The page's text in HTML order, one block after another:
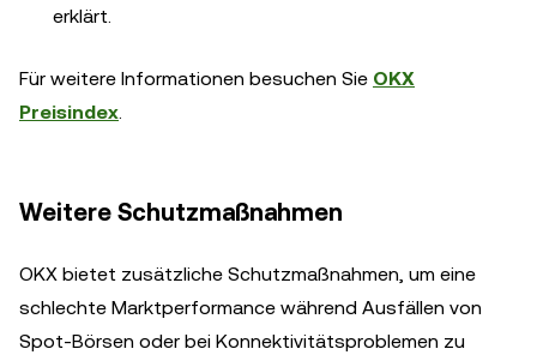
erklärt.
Für weitere Informationen besuchen Sie OKX
Preisindex.
Weitere Schutzmaßnahmen
OKX bietet zusätzliche Schutzmaßnahmen, um eine
schlechte Marktperformance während Ausfällen von
Spot-Börsen oder bei Konnektivitätsproblemen zu